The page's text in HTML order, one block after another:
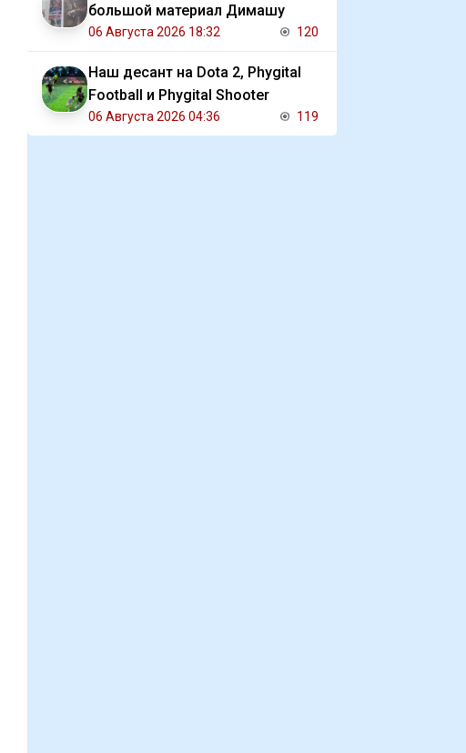
большой материал Димашу
06 Августа 2026 18:32 120
Наш десант на Dota 2, Phygital
Football и Phygital Shooter
06 Августа 2026 04:36 119